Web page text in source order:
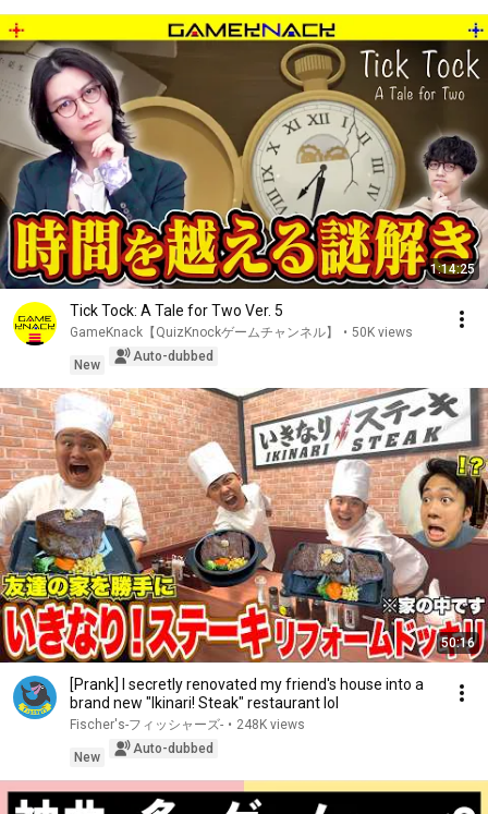
1:14:25
Tick Tock: A Tale for Two Ver. 5
GameKnack【QuizKnockゲームチャンネル】 • 50K views
New
Auto-dubbed
50:16
[Prank] I secretly renovated my friend's house into a
brand new "Ikinari! Steak" restaurant lol
Fischer's-フィッシャーズ- • 248K views
New
Auto-dubbed